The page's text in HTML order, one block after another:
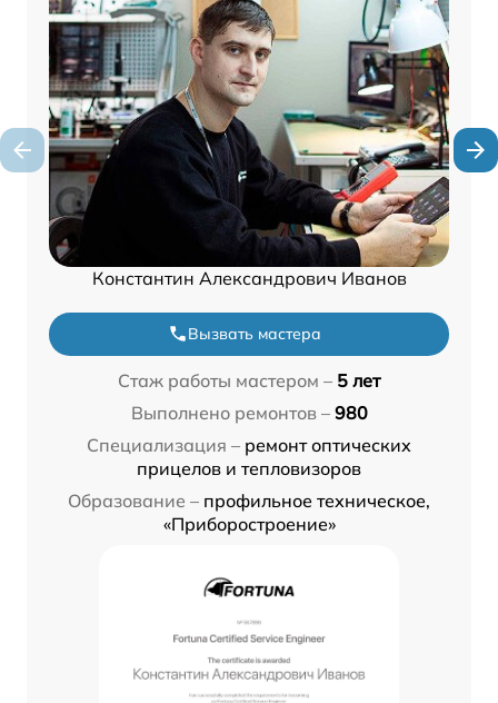
Константин Александрович Иванов
Вызвать мастера
Стаж работы мастером – 5 лет
Выполнено ремонтов – 980
Специализация – ремонт оптических
прицелов и тепловизоров
Образование – профильное техническое,
«Приборостроение»